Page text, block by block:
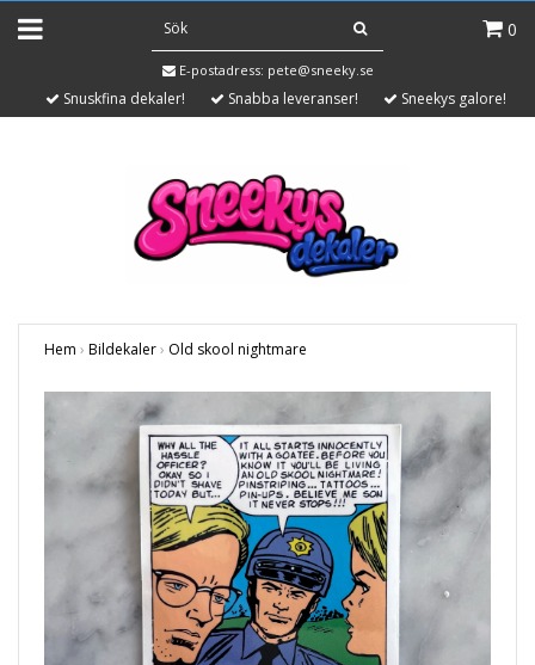
0
E-postadress: pete@sneeky.se
Snuskfina dekaler! Snabba leveranser! Sneekys galore!
Hem › Bildekaler› Old skool nightmare